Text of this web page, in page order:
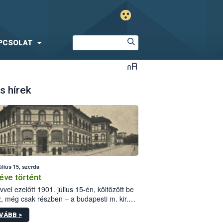
hírek
15, szerda
történt
ezelőtt 1901. július 15-én, költözött be
még csak részben – a budapesti m. kir.
állomás a Kis Rókus utca
alatti, Czigler Győző által tervezett új
>